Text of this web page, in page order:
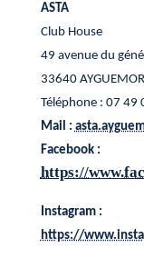
ASTA
Club House
49 avenue du
33640
Téléphone : 07 49
Mail :
Facebook :
https://
Instagram :
https://